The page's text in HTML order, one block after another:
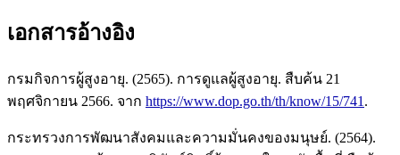
เอกสารอ้างอิง
กรมกิจการผู้สูงอายุ. (2565). การดูแลผู้สูงอายุ. สืบค้น 21
พฤศจิกายน 2566. จาก https://www.dop.go.th/th/know/15/741 .
กระทรวงการพัฒนาสังคมและความมั่นคงของมนุษย์. (2564).